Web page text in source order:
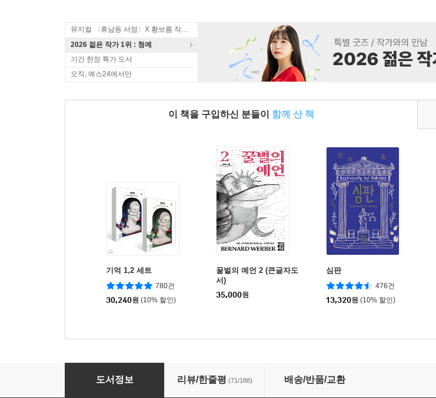
뮤지컬 〈휴남동 서점〉X 황보름 작가 북토크
2026 젊은 작가 1위 : 청예
기간 한정 특가 도서
오직, 예스24에서만
이 책을 구입하신 분들이 함께 산 책
기억 1,2 세트
780건
30,240원 (10% 할인)
꿀벌의 예언 2 (큰글자도
서)
35,000원
심판
476건
13,320원 (10% 할인)
도서정보 리뷰/한줄평 (71/188) 배송/반품/교환